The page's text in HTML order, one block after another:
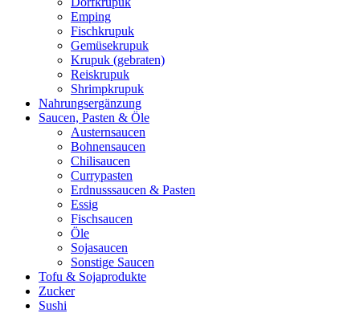
Emping
Fischkrupuk
Gemüsekrupuk
Krupuk (gebraten)
Reiskrupuk
Shrimpkrupuk
Nahrungsergänzung
Saucen, Pasten & Öle
Austernsaucen
Bohnensaucen
Chilisaucen
Currypasten
Erdnusssaucen & Pasten
Essig
Fischsaucen
Öle
Sojasaucen
Sonstige Saucen
Tofu & Sojaprodukte
Zucker
Sushi